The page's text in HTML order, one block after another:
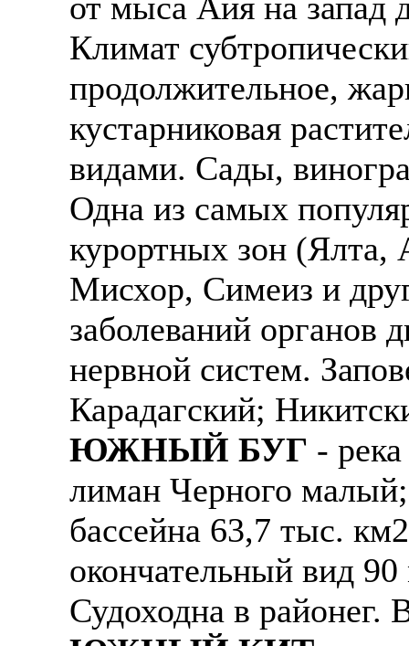
Также смотрите
отправке в другие
А также
рабочий,
стикеровщик.
# работа за границей
# работа за рубежом
# трудоустройство за
# трудоустройство за
В таких банках, как
Промсвязьбанк,
А также в компаниях:
СДЭК, ПЭК и т.д.
В направлениях: без
консультирование,
Климат
продолжительное,
кустарниковая
видами. Сады,
Одна из самых
курортных зон
Мисхор, Симеиз и
заболеваний органов
нервной систем.
Карадагский;
ЮЖНЫЙ БУГ -
лиман Черного
бассейна 63,7 тыс.
окончательный вид
Судоходна в районег.